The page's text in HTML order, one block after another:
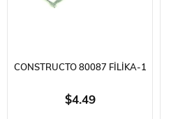
CONSTRUCTO 80087 FILIKA-1
ADET-IRON - 100 MM.
$4.49